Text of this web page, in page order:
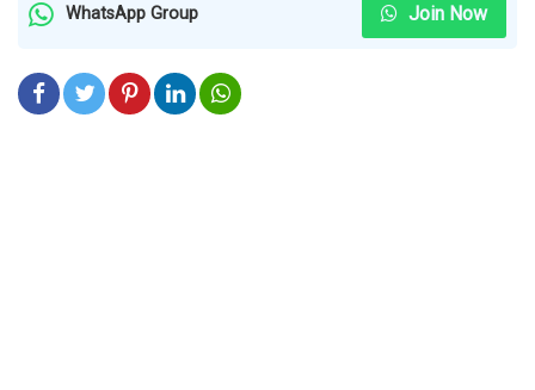
WhatsApp Group Join Now